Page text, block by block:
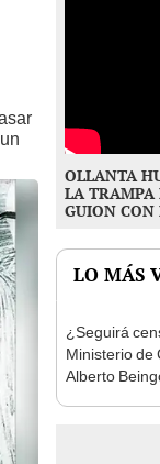
OLLANTA
LA TRAMPA
GUION CON
LO MÁS
¿Seguirá
Ministerio de
Alberto